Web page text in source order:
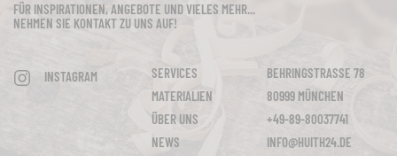
FÜR INSPIRATIONEN, ANGEBOTE UND VIELES MEHR...
NEHMEN SIE KONTAKT ZU UNS AUF!
INSTAGRAM
SERVICES
MATERIALIEN
ÜBER UNS
NEWS
BEHRINGSTRASSE 78
80999 MÜNCHEN
+49-89-80037741
INFO@HUITH24.DE